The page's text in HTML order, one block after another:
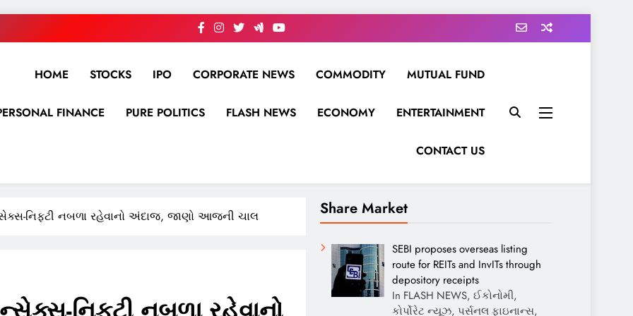
HOME STOCKS IPO CORPORATE NEWS COMMODITY MUTUAL FUND
FINANCE PURE POLITICS FLASH NEWS ECONOMY ENTERTAINMENT
CONTACT US
નિફ્ટી નબળા રહેવાનો અંદાજ, જાણો આજની ચાલ Share Market
SEBI proposes overseas listing
route for REITs and InvITs through
depository receipts
In FLASH NEWS, ઈકોનોમી,
કોર્પોરેટ ન્યૂઝ, પર્સનલ ફાઇનાન્સ,